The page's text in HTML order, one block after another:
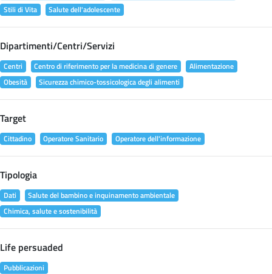
Stili di Vita
Salute dell'adolescente
Dipartimenti/Centri/Servizi
Centri Centro di riferimento per la medicina di genere
Alimentazione
Obesità
Sicurezza chimico-tossicologica degli alimenti
Target
Cittadino Operatore Sanitario Operatore dell'informazione
Tipologia
Dati
Salute del bambino e inquinamento ambientale
Chimica, salute e sostenibilità
Life persuaded
Pubblicazioni